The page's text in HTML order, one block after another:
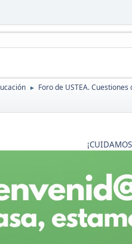
► Foro de USTEA.